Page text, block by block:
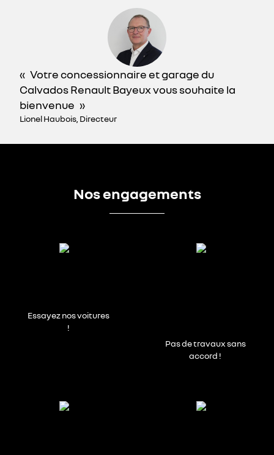
Votre concessionnaire et garage du
Calvados Renault Bayeux vous souhaite la
bienvenue
Lionel Haubois, Directeur
Nos engagements
Essayez nos voitures
!
Pas de travaux sans
accord !